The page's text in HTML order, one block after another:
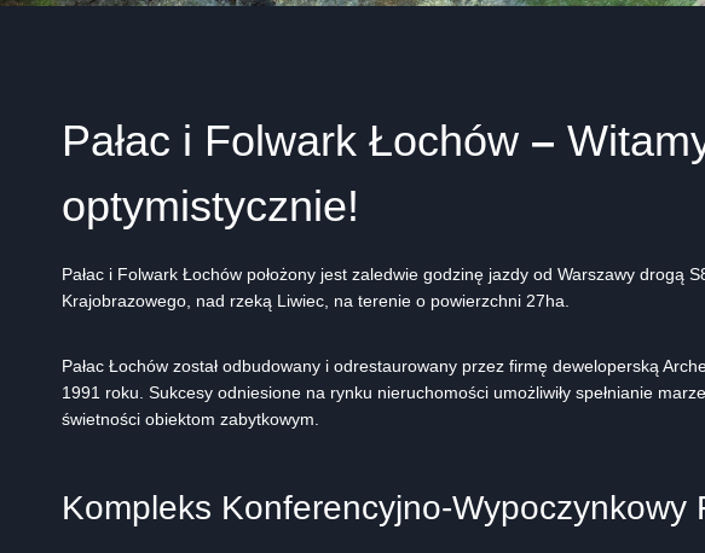
Pałac i Folwark Łochów –
optymistycznie!
Pałac i Folwark Łochów położony jest zaledwie godzinę jazdy od Warszawy drogą
Krajobrazowego, nad rzeką Liwiec, na terenie o powierzchni 27ha.
Pałac Łochów został odbudowany i odrestaurowany przez firmę deweloperską
1991 roku. Sukcesy odniesione na rynku nieruchomości umożliwiły spełnianie
świetności obiektom zabytkowym.
Kompleks Konferencyjno-Wypoczynkowy